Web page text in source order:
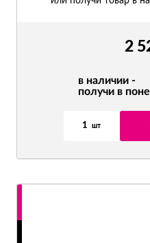
2
в наличии -
получи в
1 шт